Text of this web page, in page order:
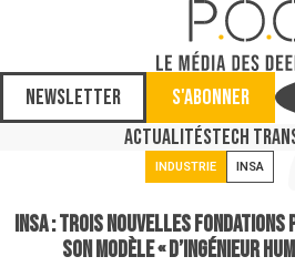
Newsletter
S'abonner
ActualitésTech
INDUSTRIE INSA
Insa : trois nouvelles
son modèle « d’ingénieur